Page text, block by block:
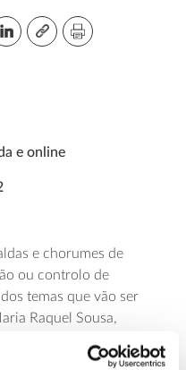
e online
e chorumes de
ou controlo de
temas que vão ser
Raquel Sousa,
Botânico da Ajuda.